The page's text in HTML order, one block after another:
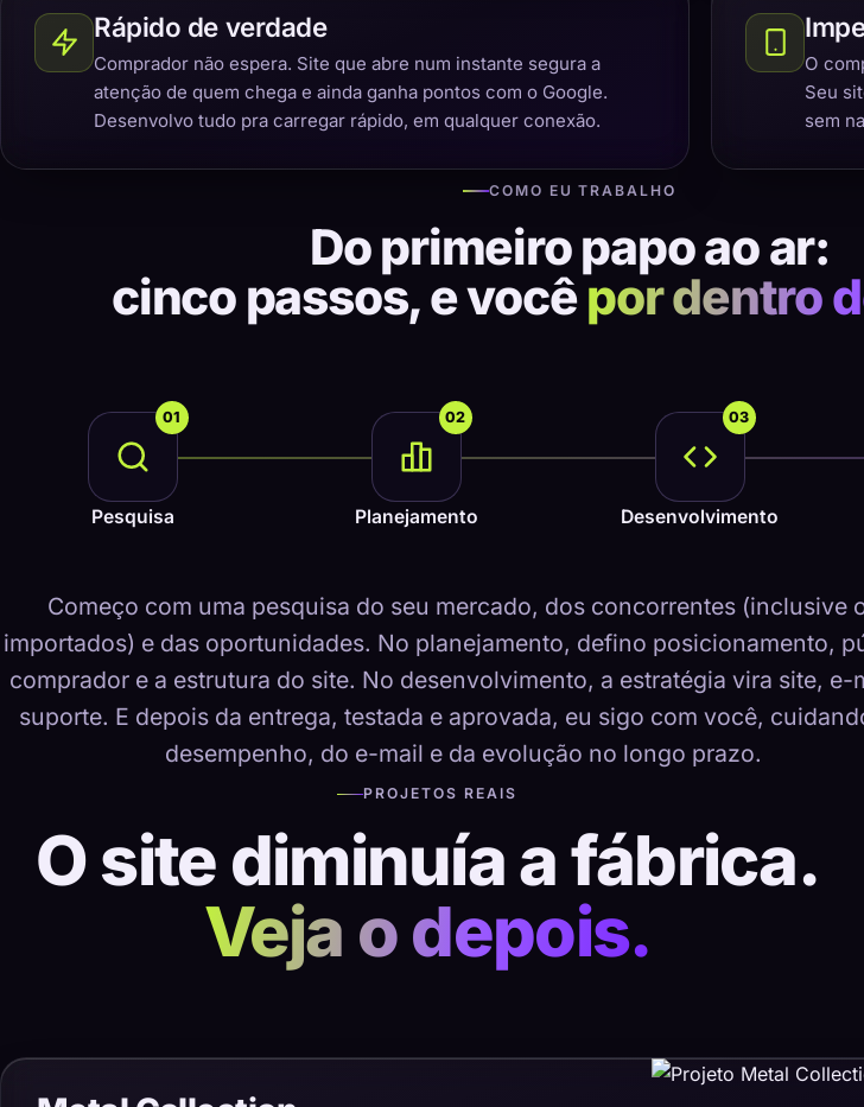
Rápido de verdade
Comprador não espera. Site que abre num instante segura a
atenção de quem chega e ainda ganha pontos com o Google.
Desenvolvo tudo pra carregar rápido, em qualquer conexão.
O
Seu
sem
COMO EU TRABALHO
Do primeiro papo ao ar:
cinco passos, e vocêpor dentro
01
Pesquisa
02
Planejamento
03
Desenvolvimento
Começo com uma pesquisa do seu mercado, dos concorrentes (inclusive
importados) e das oportunidades. No planejamento, defino posicionamento,
comprador e a estrutura do site. No desenvolvimento, a estratégia vira site, e-
suporte. E depois da entrega, testada e aprovada, eu sigo com você,
desempenho, do e-mail e da evolução no longo prazo.
PROJETOS REAIS
O site diminuía a fábrica.
Veja o depois.